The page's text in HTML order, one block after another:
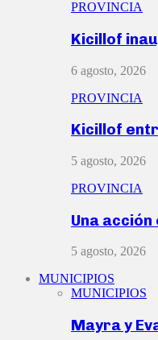
PROVINCIA
Kicillof
6 agosto, 2026
PROVINCIA
Kicillof
5 agosto, 2026
PROVINCIA
Una
5 agosto, 2026
MUNICIPIOS
MUNICIPIOS
Mayra y